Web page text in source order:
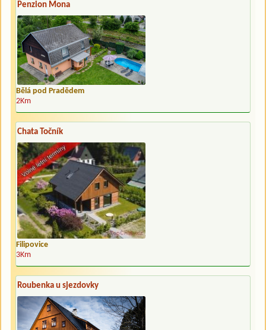
Penzion Mona
Bělá pod Pradědem
2Km
Chata Točník
Filipovice
3Km
Roubenka u sjezdovky